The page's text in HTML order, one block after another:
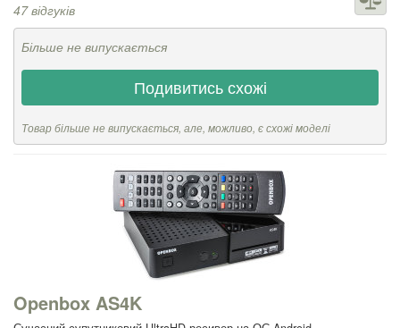
47 відгуків
Більше не випускається
Подивитись схожі
Товар більше не випускається, але, можливо, є схожі моделі
Openbox AS4K